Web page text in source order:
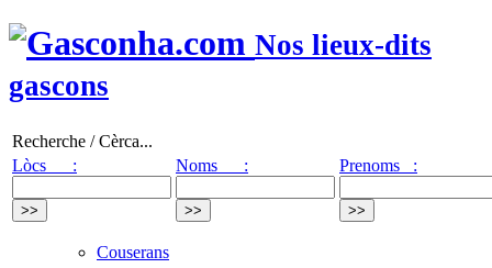
Nos lieux-dits
gascons
Recherche / Cèrca...
Lòcs :
Noms : Prenoms :
Couserans